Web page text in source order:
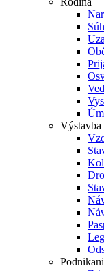
Výstavba